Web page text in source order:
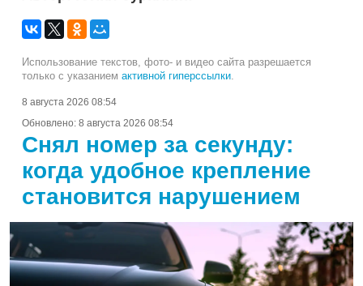
Использование текстов, фото- и видео сайта разрешается
только с указанием активной гиперссылки.
8 августа 2026 08:54
Обновлено: 8 августа 2026 08:54
Снял номер за секунду:
когда удобное крепление
становится нарушением